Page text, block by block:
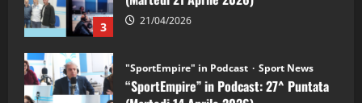
3 21/04/2026
“SportEmpire” in Podcast: 27^ Puntata
(Martedi 14 Aprile 2026)